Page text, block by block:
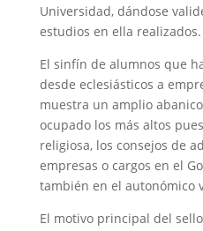
Universidad, dándose
estudios en ella realizados.
El sinfín de alumnos que
desde eclesiásticos a
muestra un amplio
ocupado los más altos
religiosa, los consejos de
empresas o cargos en el
también en el autonómico
El motivo principal del